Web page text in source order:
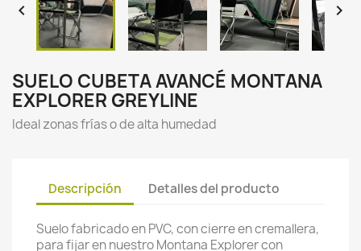
 
SUELO CUBETA AVANCÉ MONTANA
EXPLORER GREYLINE
Ideal zonas frías o de alta humedad
Descripción Detalles del producto
Suelo fabricado en PVC, con cierre en cremallera,
para fijar en nuestro Montana Explorer con